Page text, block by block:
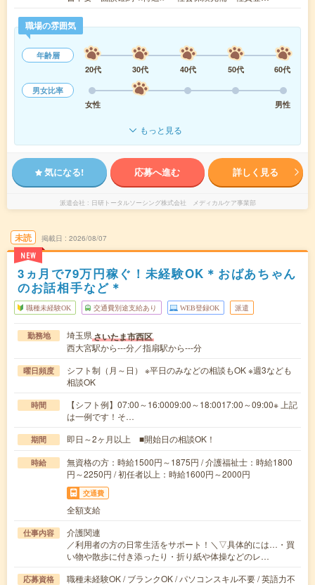
職場の雰囲気
年齢層
20代
30代 40代 50代
60代
男女比率
女性
男性
もっと見る
気になる! 応募へ進む 詳しく見る
派遣会社 日研トータルソーシング株式会社 メディカルケア事業部
未読
NEW
掲載日 2026/08/07
3ヵ月で79万円稼ぐ！未経験OK＊おばあちゃん
のお話相手など＊
職種未経験OK 交通費別途支給あり WEB登録OK 派遣
勤務地 埼玉県さいたま市西区
西大宮駅から---分／指扇駅から---分
曜日頻度
シフト制（月～日） ※平日のみなどの相談もOK ※週3なども
相談OK
時間
【シフト例】07:00～16:0009:00～18:0017:00～09:00※ 上記
は一例です！そ…
期間 即日～2ヶ月以上 ■開始日の相談OK！
時給
無資格の方：時給1500円～1875円 / 介護福祉士：時給1800
円～2250円 / 初任者以上：時給1600円～2000円
交通費
全額支給
仕事内容
介護関連
／利用者の方の日常生活をサポート！＼▽具体的には…・買
い物や散歩に付き添ったり・折り紙や体操などのレ…
応募資格
職種未経験OK / ブランクOK / パソコンスキル不要 / 英語力不